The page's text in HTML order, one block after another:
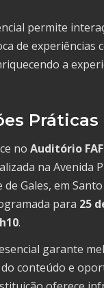
permite
de experiências
a
Práticas
no Auditório
na Avenida
Gales, em
para 25
.
garante
conteúdo e